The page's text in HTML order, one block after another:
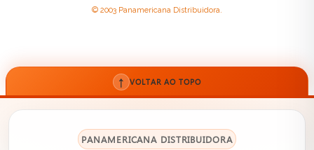
© 2003 Panamericana Distribuidora.
↑ VOLTAR AO TOPO
PANAMERICANA DISTRIBUIDORA